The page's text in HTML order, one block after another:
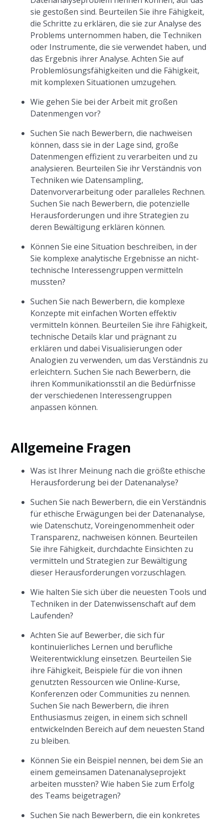
sie gestoßen sind. Beurteilen Sie ihre Fähigkeit,
die Schritte zu erklären, die sie zur Analyse des
Problems unternommen haben, die Techniken
oder Instrumente, die sie verwendet haben, und
das Ergebnis ihrer Analyse. Achten Sie auf
Problemlösungsfähigkeiten und die Fähigkeit,
mit komplexen Situationen umzugehen.
Wie gehen Sie bei der Arbeit mit großen
Datenmengen vor?
Suchen Sie nach Bewerbern, die nachweisen
können, dass sie in der Lage sind, große
Datenmengen effizient zu verarbeiten und zu
analysieren. Beurteilen Sie ihr Verständnis von
Techniken wie Datensampling,
Datenvorverarbeitung oder paralleles Rechnen.
Suchen Sie nach Bewerbern, die potenzielle
Herausforderungen und ihre Strategien zu
deren Bewältigung erklären können.
Können Sie eine Situation beschreiben, in der
Sie komplexe analytische Ergebnisse an nicht-
technische Interessengruppen vermitteln
mussten?
Suchen Sie nach Bewerbern, die komplexe
Konzepte mit einfachen Worten effektiv
vermitteln können. Beurteilen Sie ihre Fähigkeit,
technische Details klar und prägnant zu
erklären und dabei Visualisierungen oder
Analogien zu verwenden, um das Verständnis zu
erleichtern. Suchen Sie nach Bewerbern, die
ihren Kommunikationsstil an die Bedürfnisse
der verschiedenen Interessengruppen
anpassen können.
Allgemeine Fragen
Was ist Ihrer Meinung nach die größte ethische
Herausforderung bei der Datenanalyse?
Suchen Sie nach Bewerbern, die ein Verständnis
für ethische Erwägungen bei der Datenanalyse,
wie Datenschutz, Voreingenommenheit oder
Transparenz, nachweisen können. Beurteilen
Sie ihre Fähigkeit, durchdachte Einsichten zu
vermitteln und Strategien zur Bewältigung
dieser Herausforderungen vorzuschlagen.
Wie halten Sie sich über die neuesten Tools und
Techniken in der Datenwissenschaft auf dem
Laufenden?
Achten Sie auf Bewerber, die sich für
kontinuierliches Lernen und berufliche
Weiterentwicklung einsetzen. Beurteilen Sie
ihre Fähigkeit, Beispiele für die von ihnen
genutzten Ressourcen wie Online-Kurse,
Konferenzen oder Communities zu nennen.
Suchen Sie nach Bewerbern, die ihren
Enthusiasmus zeigen, in einem sich schnell
entwickelnden Bereich auf dem neuesten Stand
zu bleiben.
Können Sie ein Beispiel nennen, bei dem Sie an
einem gemeinsamen Datenanalyseprojekt
arbeiten mussten? Wie haben Sie zum Erfolg
des Teams beigetragen?
Suchen Sie nach Bewerbern, die ein konkretes